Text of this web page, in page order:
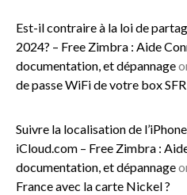
Est-il contraire à la loi de
2024? – Free Zimbra : Aide
documentation, et dépannage
de passe WiFi de votre box
Suivre la localisation de
iCloud.com – Free Zimbra :
documentation, et dépannage
France avec la carte Nickel ?